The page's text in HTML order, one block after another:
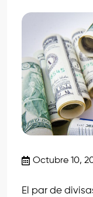
Octubre 10,
El par de